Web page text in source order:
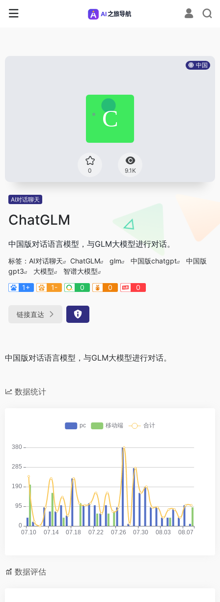
中国
0 9.1K
AI对话聊天
ChatGLM
中国版对话语言模型，与GLM大模型进行对话。
标签： AI对话聊天 ChatGLM glm 中国版chatgpt
中国版
gpt3
大模型
智谱大模型
1+
1- 0 0 0
链接直达
中国版对话语言模型，与GLM大模型进行对话。
数据统计
数据评估